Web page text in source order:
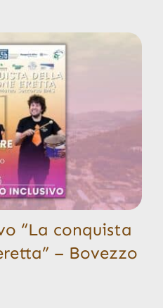
“La conquista
– Bovezzo